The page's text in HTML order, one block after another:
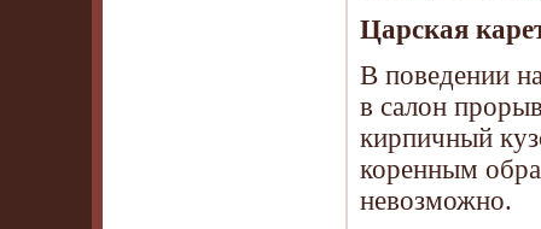
Царская
В поведении
в салон
кирпичный
коренным
невозможно.